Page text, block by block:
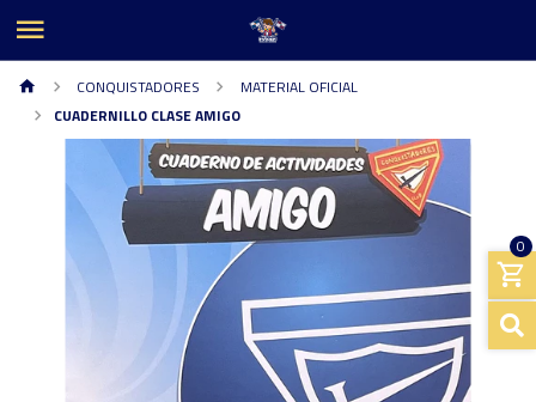
0
CONQUISTADORES
MATERIAL OFICIAL
CUADERNILLO CLASE AMIGO